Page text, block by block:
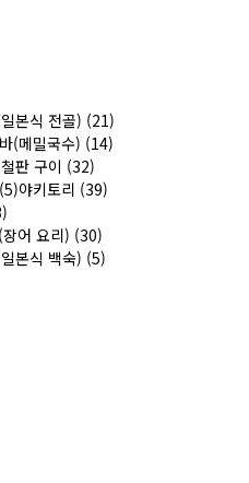
본식 전골) (21)
(메밀국수) (14)
철판 구이 (32)
야키토리 (39)
어 요리) (30)
본식 백숙) (5)